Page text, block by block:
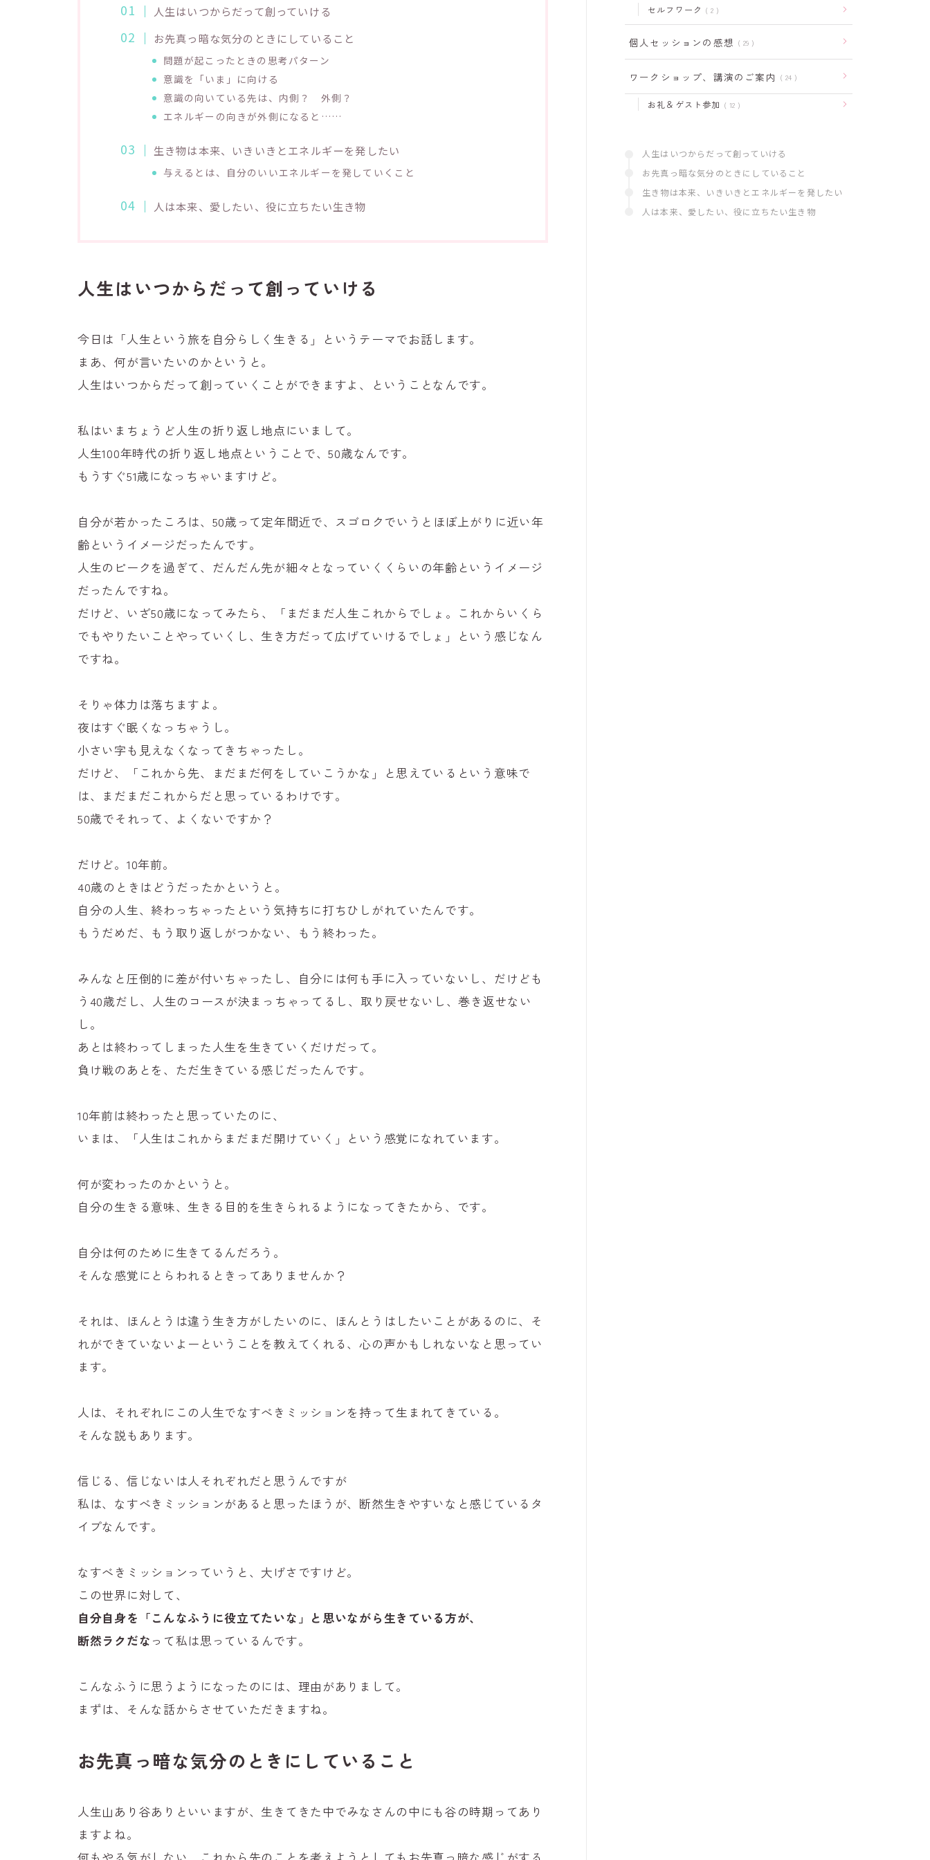
人生はいつからだって創っていける
お先真っ暗な気分のときにしていること
問題が起こったときの思考パターン
意識を「いま」に向ける
意識の向いている先は、内側？ 外側？
エネルギーの向きが外側になると……
生き物は本来、いきいきとエネルギーを発したい
与えるとは、自分のいいエネルギーを発していくこと
人は本来、愛したい、役に立ちたい生き物
人生はいつからだって創っていける
今日は「人生という旅を自分らしく生きる」というテーマでお話します。
まあ、何が言いたいのかというと。
人生はいつからだって創っていくことができますよ、ということなんです。
私はいまちょうど人生の折り返し地点にいまして。
人生100年時代の折り返し地点ということで、50歳なんです。
もうすぐ51歳になっちゃいますけど。
自分が若かったころは、50歳って定年間近で、スゴロクでいうとほぼ上がりに近い年
齢というイメージだったんです。
人生のピークを過ぎて、だんだん先が細々となっていくくらいの年齢というイメージ
だったんですね。
だけど、いざ50歳になってみたら、「まだまだ人生これからでしょ。これからいくら
でもやりたいことやっていくし、生き方だって広げていけるでしょ」という感じなん
ですね。
そりゃ体力は落ちますよ。
夜はすぐ眠くなっちゃうし。
小さい字も見えなくなってきちゃったし。
だけど、「これから先、まだまだ何をしていこうかな」と思えているという意味で
は、まだまだこれからだと思っているわけです。
50歳でそれって、よくないですか？
だけど。10年前。
40歳のときはどうだったかというと。
自分の人生、終わっちゃったという気持ちに打ちひしがれていたんです。
もうだめだ、もう取り返しがつかない、もう終わった。
みんなと圧倒的に差が付いちゃったし、自分には何も手に入っていないし、だけども
う40歳だし、人生のコースが決まっちゃってるし、取り戻せないし、巻き返せない
し。
あとは終わってしまった人生を生きていくだけだって。
負け戦のあとを、ただ生きている感じだったんです。
10年前は終わったと思っていたのに、
いまは、「人生はこれからまだまだ開けていく」という感覚になれています。
何が変わったのかというと。
自分の生きる意味、生きる目的を生きられるようになってきたから、です。
自分は何のために生きてるんだろう。
そんな感覚にとらわれるときってありませんか？
それは、ほんとうは違う生き方がしたいのに、ほんとうはしたいことがあるのに、そ
れができていないよーということを教えてくれる、心の声かもしれないなと思ってい
ます。
人は、それぞれにこの人生でなすべきミッションを持って生まれてきている。
そんな説もあります。
信じる、信じないは人それぞれだと思うんですが
私は、なすべきミッションがあると思ったほうが、断然生きやすいなと感じているタ
イプなんです。
なすべきミッションっていうと、大げさですけど。
この世界に対して、
自分自身を「こんなふうに役立てたいな」と思いながら生きている方が、
断然ラクだな って私は思っているんです。
こんなふうに思うようになったのには、理由がありまして。
まずは、そんな話からさせていただきますね。
お先真っ暗な気分のときにしていること
人生山あり谷ありといいますが、生きてきた中でみなさんの中にも谷の時期ってあり
ますよね。
セルフワーク 2
個人セッションの感想 29
ワークショップ、講演のご案内 24
お礼＆ゲスト参加 12
人生はいつからだって創っていける
お先真っ暗な気分のときにしていること
生き物は本来、いきいきとエネルギーを発したい
人は本来、愛したい、役に立ちたい生き物